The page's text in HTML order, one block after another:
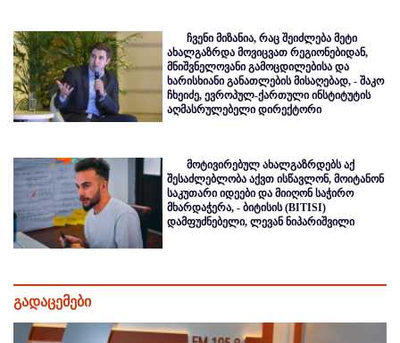
ჩვენი მიზანია, რაც შეიძლება მეტი
ახალგაზრდა მოვიცვათ რეგიონებიდან,
მნიშვნელოვანი გამოცდილებისა და
ხარისხიანი განათლების მისაღებად, - შაკო
ჩხეიძე, ევროპულ-ქართული ინსტიტუტის
აღმასრულებელი დირექტორი
მოტივირებულ ახალგაზრდებს აქ
შესაძლებლობა აქვთ ისწავლონ, მოიტანონ
საკუთარი იდეები და მიიღონ საჭირო
მხარდაჭერა, - ბიტისის (BITISI)
დამფუძნებელი, ლევან ნიპარიშვილი
გადაცემები